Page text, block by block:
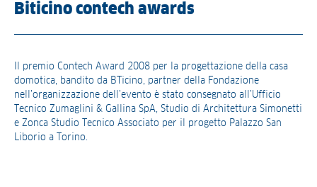
Biticino contech awards
Il premio Contech Award 2008 per la progettazione della casa
domotica, bandito da BTicino, partner della Fondazione
nell’organizzazione dell’evento è stato consegnato all’Ufficio
Tecnico Zumaglini & Gallina SpA, Studio di Architettura Simonetti
e Zonca Studio Tecnico Associato per il progetto Palazzo San
Liborio a Torino.